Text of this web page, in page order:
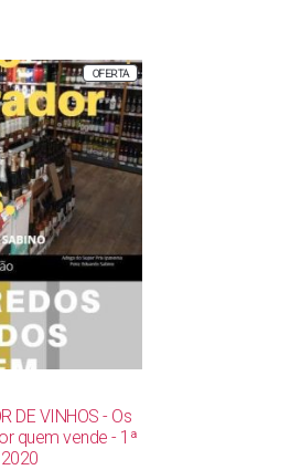
OFERTAPRODUTO
EM
PROMOÇÃO
DE VINHOS - Os
quem vende - 1ª